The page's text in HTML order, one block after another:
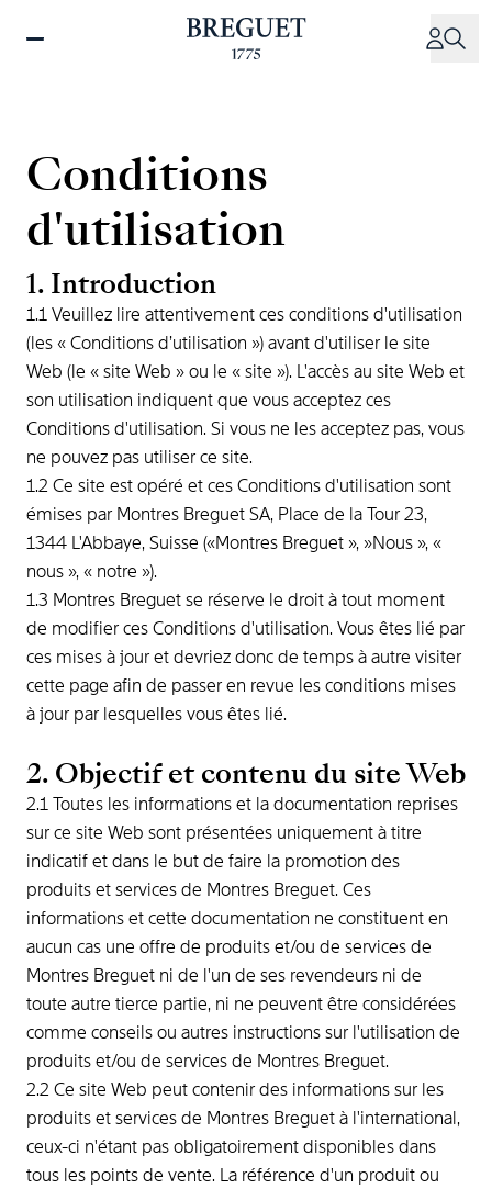
Conditions
d'utilisation
1. Introduction
1.1 Veuillez lire attentivement ces conditions d'utilisation
(les « Conditions d’utilisation ») avant d'utiliser le site
Web (le « site Web » ou le « site »). L'accès au site Web et
son utilisation indiquent que vous acceptez ces
Conditions d'utilisation. Si vous ne les acceptez pas, vous
ne pouvez pas utiliser ce site.
1.2 Ce site est opéré et ces Conditions d'utilisation sont
émises par Montres Breguet SA, Place de la Tour 23,
1344 L'Abbaye, Suisse («Montres Breguet », »Nous », «
nous », « notre »).
1.3 Montres Breguet se réserve le droit à tout moment
de modifier ces Conditions d'utilisation. Vous êtes lié par
ces mises à jour et devriez donc de temps à autre visiter
cette page afin de passer en revue les conditions mises
à jour par lesquelles vous êtes lié.
2. Objectif et contenu du site Web
2.1 Toutes les informations et la documentation reprises
sur ce site Web sont présentées uniquement à titre
indicatif et dans le but de faire la promotion des
produits et services de Montres Breguet. Ces
informations et cette documentation ne constituent en
aucun cas une offre de produits et/ou de services de
Montres Breguet ni de l'un de ses revendeurs ni de
toute autre tierce partie, ni ne peuvent être considérées
comme conseils ou autres instructions sur l'utilisation de
produits et/ou de services de Montres Breguet.
2.2 Ce site Web peut contenir des informations sur les
produits et services de Montres Breguet à l'international,
ceux-ci n'étant pas obligatoirement disponibles dans
tous les points de vente. La référence d'un produit ou